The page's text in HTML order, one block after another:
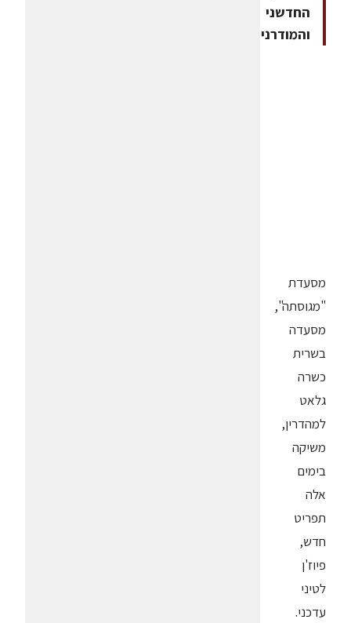
החדשני
והמודרני
מסעדת
"מגוסתה",
מסעדה
בשרית
כשרה
גלאט
למהדרין,
משיקה
בימים
אלה
תפריט
חדש,
פיוז'ן
לטיני
עדכני.